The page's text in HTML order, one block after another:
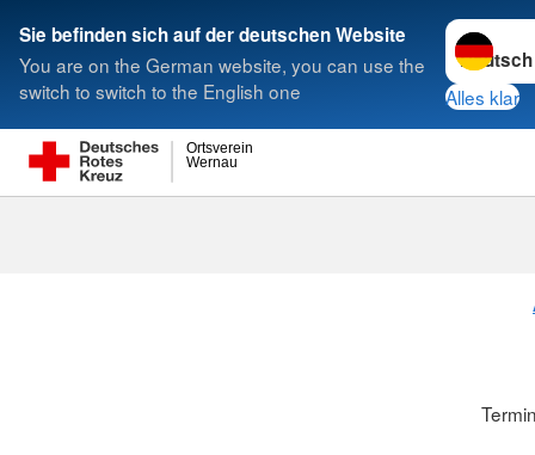
Sie befinden sich auf der deutschen Website
You are on the German website, you can use the
switch to switch to the English one
Sprache
Alles klar
Wernau
Ortsverein
Suche